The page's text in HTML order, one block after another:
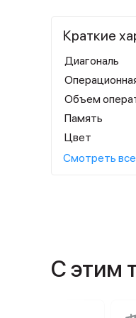
Краткие
Диагональ
Объем
Память
Цвет
Смотреть
С этим